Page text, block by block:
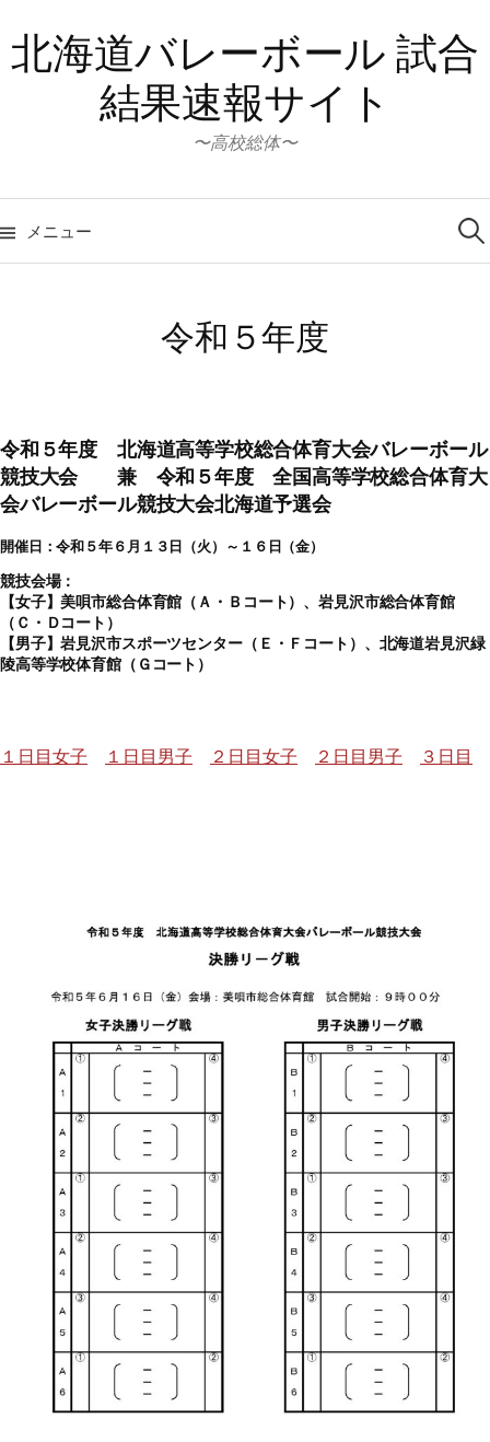
ン
テ北海道バレーボール 試合
結果速報サイト
〜高校総体〜
メニュー
検
索:
令和５年度
令和５年度 北海道高等学校総合体育大会バレーボール
競技大会 兼 令和５年度 全国高等学校総合体育大
会バレーボール競技大会北海道予選会
開催日：令和５年６月１３日（火）～１６日（金）
競技会場：
【女子】美唄市総合体育館（Ａ・Ｂコート）、岩見沢市総合体育館
（Ｃ・Ｄコート）
【男子】岩見沢市スポーツセンター（Ｅ・Ｆコート）、北海道岩見沢緑
陵高等学校体育館（Ｇコート）
１日目女子 １日目男子 ２日目女子 ２日目男子 ３日目